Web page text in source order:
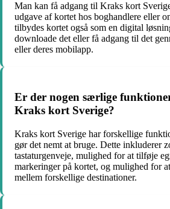
Man kan få adgang til Kraks kort
udgave af kortet hos boghandlere eller
tilbydes kortet også som en digital
downloade det eller få adgang til det
eller deres mobilapp.
Er der nogen særlige
Kraks kort Sverige?
Kraks kort Sverige har forskellige
gør det nemt at bruge. Dette inkluderer
tastaturgenveje, mulighed for at tilføje
markeringer på kortet, og mulighed for
mellem forskellige destinationer.